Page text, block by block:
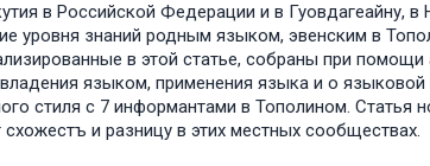
в Российской Федерации и в Гуовдагеайну, в
уровня знаний родным языком, эвенским в
в этой статье, собраны при помощи
языком, применения языка и о
стиля с 7 информантами в Тополином. Статья
и разницу в этих местных сообществах.